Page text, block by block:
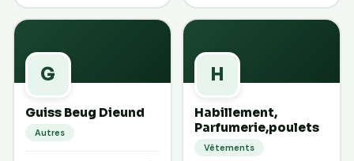
G
Guiss Beug Dieund
Autres
H
Habillement,
Parfumerie,poulets
Vêtements